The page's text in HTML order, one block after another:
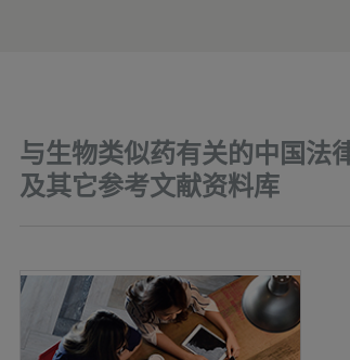
与生物类似药有关的中国法
及其它参考文献资料库